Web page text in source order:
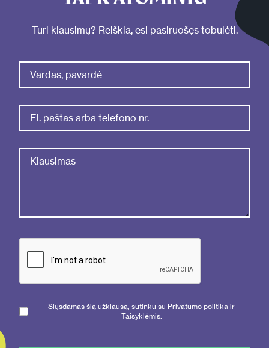
Turi klausimų? Reiškia, esi pasiruošęs tobulėti.
Siųsdamas šią užklausą, sutinku su Privatumo politika ir
Taisyklėmis.